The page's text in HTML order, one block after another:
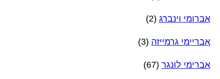
אברומי וינברג (2)
אבריימי גרמייזה (3)
אברימי לונגר (67)